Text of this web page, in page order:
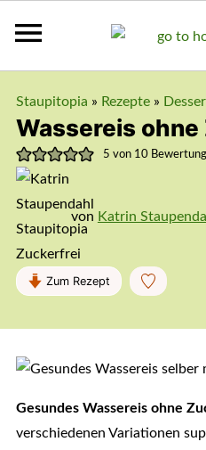
Staupitopia » Rezepte»
Wassereis
5 von 10
von Katrin
Zum Rezept
Gesundes Wassereis ohne
verschiedenen Variationen